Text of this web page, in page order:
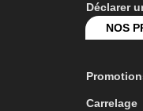
Déclarer
NOS
Carrelage